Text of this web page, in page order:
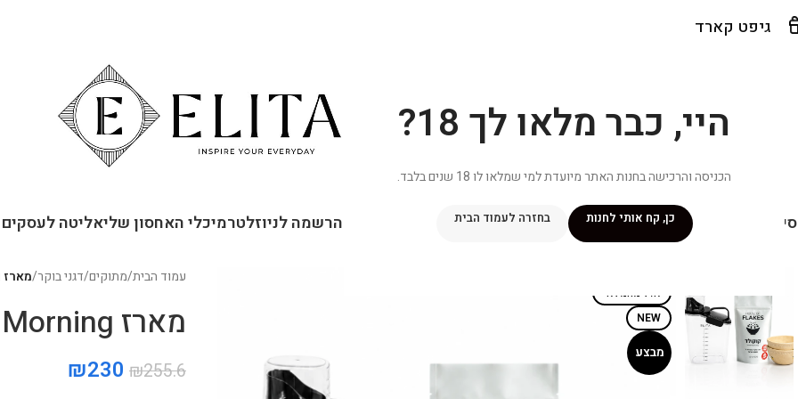
היי, כבר מלאו לך 18?
הכניסה והרכישה בחנות האתר מיועדת למי שמלאו לו 18 שנים בלבד.
כן, קח אותי לחנות בחזרה לעמוד הבית
גיפט קארד
שלי מתכוניםמנוי ״אליטה פלוס״חנותפרסומים במדיה הרשמה לניוזלטרמיכלי האחסון שליאליטה לעסקים
מבצע
אזל מהמלאי
NEW
עמוד הבית/מתוקים/דגני בוקר/מארז Lovely Morning
מארז Lovely Morning
₪255.6
₪230